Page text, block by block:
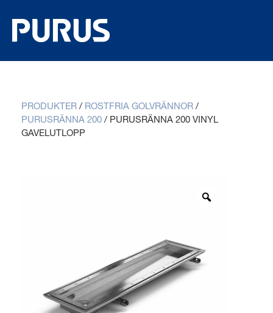
PRODUKTER / ROSTFRIA GOLVRÄNNOR /
PURUSRÄNNA 200 / PURUSRÄNNA 200 VINYL
GAVELUTLOPP